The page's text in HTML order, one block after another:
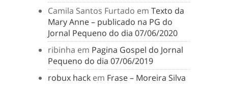
Camila Santos Furtado em Texto da
Mary Anne – publicado na PG do
Jornal Pequeno do dia 07/06/2020
ribinha em Pagina Gospel do Jornal
Pequeno do dia 07/06/2019
robux hack em Frase – Moreira Silva